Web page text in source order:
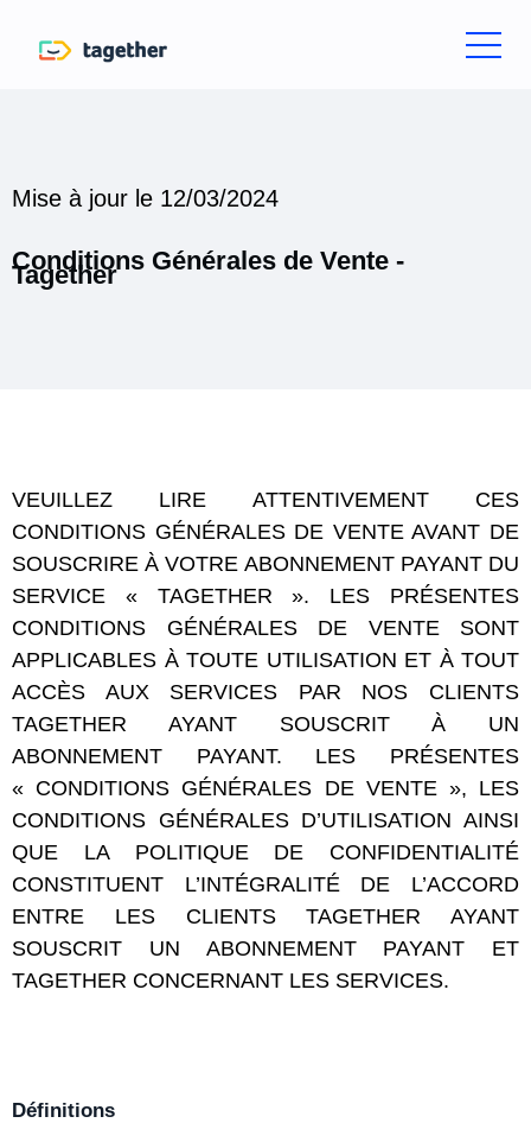
Mise à jour le 12/03/2024
Conditions Générales de Vente -
Tagether
VEUILLEZ LIRE ATTENTIVEMENT CES
CONDITIONS GÉNÉRALES DE VENTE AVANT DE
SOUSCRIRE À VOTRE ABONNEMENT PAYANT DU
SERVICE « TAGETHER ». LES PRÉSENTES
CONDITIONS GÉNÉRALES DE VENTE SONT
APPLICABLES À TOUTE UTILISATION ET À TOUT
ACCÈS AUX SERVICES PAR NOS CLIENTS
TAGETHER AYANT SOUSCRIT À UN
ABONNEMENT PAYANT. LES PRÉSENTES
« CONDITIONS GÉNÉRALES DE VENTE », LES
CONDITIONS GÉNÉRALES D’UTILISATION AINSI
QUE LA POLITIQUE DE CONFIDENTIALITÉ
CONSTITUENT L’INTÉGRALITÉ DE L’ACCORD
ENTRE LES CLIENTS TAGETHER AYANT
SOUSCRIT UN ABONNEMENT PAYANT ET
TAGETHER CONCERNANT LES SERVICES.
Définitions